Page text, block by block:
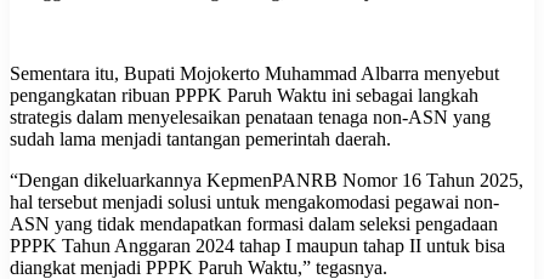
Sementara itu, Bupati Mojokerto Muhammad Albarra menyebut
pengangkatan ribuan PPPK Paruh Waktu ini sebagai langkah
strategis dalam menyelesaikan penataan tenaga non-ASN yang
sudah lama menjadi tantangan pemerintah daerah.
“Dengan dikeluarkannya KepmenPANRB Nomor 16 Tahun 2025,
hal tersebut menjadi solusi untuk mengakomodasi pegawai non-
ASN yang tidak mendapatkan formasi dalam seleksi pengadaan
PPPK Tahun Anggaran 2024 tahap I maupun tahap II untuk bisa
diangkat menjadi PPPK Paruh Waktu,” tegasnya.